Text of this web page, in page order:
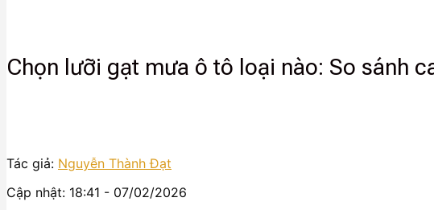
Chọn lưỡi gạt mưa ô tô loại nào: So sánh
Tác giả: Nguyễn Thành Đạt
Cập nhật: 18:41 - 07/02/2026